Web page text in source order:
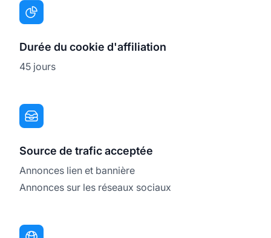
Durée du cookie d'affiliation
45 jours
Source de trafic acceptée
Annonces lien et bannière
Annonces sur les réseaux sociaux